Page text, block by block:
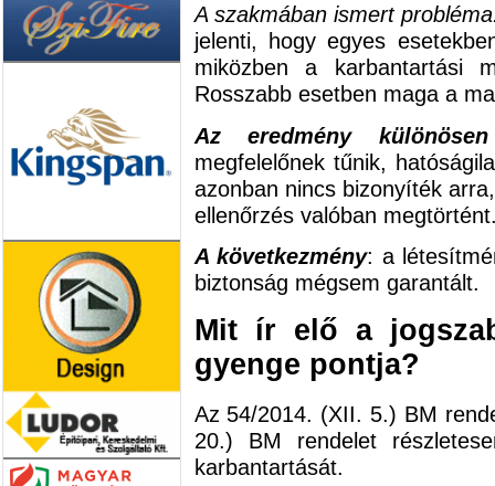
A szakmában ismert
jelenti, hogy egyes
miközben a karbantartási
Rosszabb esetben maga a
Az eredmény
megfelelőnek tűnik,
azonban nincs bizonyíték
ellenőrzés valóban
A következmény: a
biztonság mégsem garantált.
Mit ír elő a
gyenge pontja?
Az 54/2014. (XII. 5.) BM
20.) BM rendelet
karbantartását.